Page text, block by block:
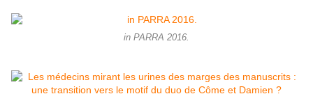
in PARRA 2016.